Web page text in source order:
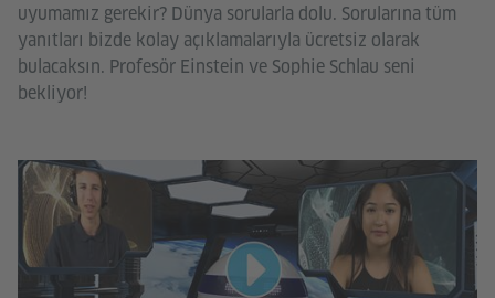
uyumamız gerekir? Dünya sorularla dolu. Sorularına tüm
yanıtları bizde kolay açıklamalarıyla ücretsiz olarak
bulacaksın. Profesör Einstein ve Sophie Schlau seni
bekliyor!